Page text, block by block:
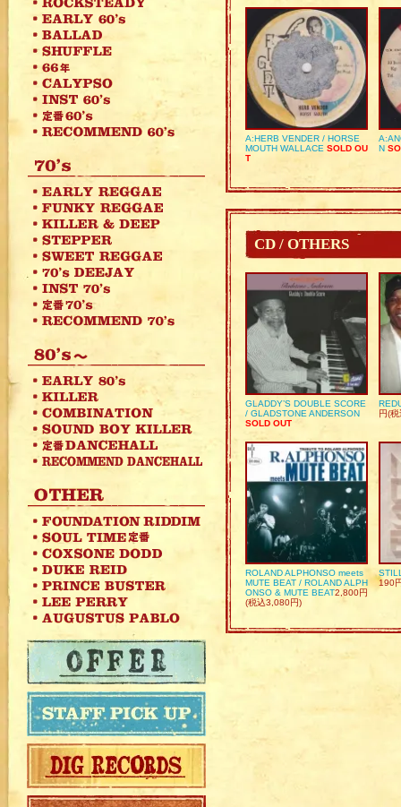
A:HERB VENDER / HORSE
MOUTH WALLACE SOLD OU
T
N
CD / OTHERS
GLADDY’S DOUBLE SCORE
/ GLADSTONE ANDERSON
SOLD OUT
円(
ROLAND ALPHONSO meets
MUTE BEAT / ROLAND ALPH
ONSO & MUTE BEAT2,800円
(税込3,080円)
190